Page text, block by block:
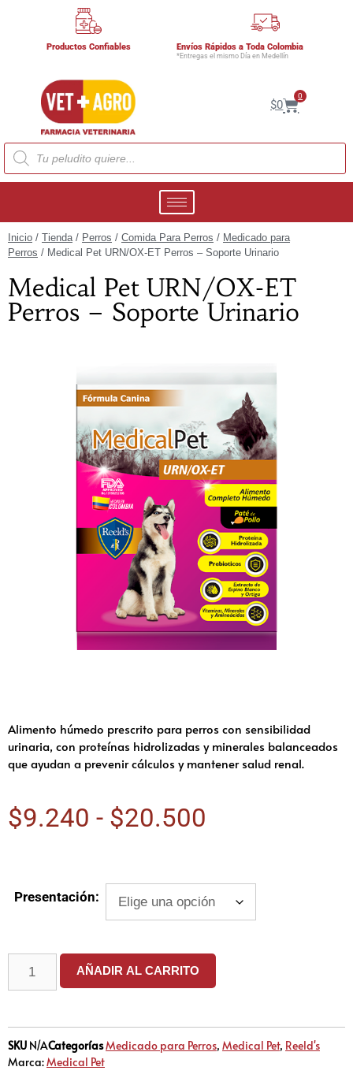
Productos Confiables Envíos Rápidos a Toda Colombia
*Entregas el mismo Día en Medellín
$0
0
Inicio / Tienda/ Perros / Comida Para Perros / Medicado para
Perros / Medical Pet URN/OX-ET Perros – Soporte Urinario
Medical Pet URN/OX-ET
Perros – Soporte Urinario
Alimento húmedo prescrito para perros con sensibilidad
urinaria, con proteínas hidrolizadas y minerales balanceados
que ayudan a prevenir cálculos y mantener salud renal.
$9.240 - $20.500
Presentación:
AÑADIR AL CARRITO
SKU N/ACategoríasMedicado para Perros, Medical Pet, Reeld's
Marca:Medical Pet